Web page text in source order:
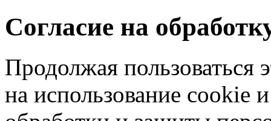
Согласие на
Продолжая пользоваться
на использование cookie